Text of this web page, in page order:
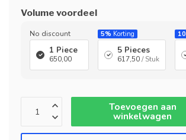
Volume voordeel
No discount
1 Piece
650,00
5% Korting
5 Pieces
617,50/ Stuk
Toevoegen aan
winkelwagen